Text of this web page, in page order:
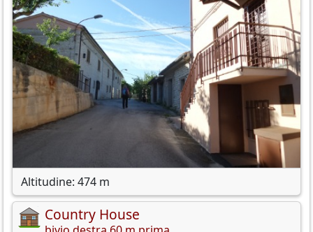
Altitudine: 474 m
Country House